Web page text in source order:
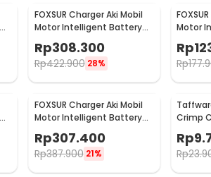
FOXSUR Charger Aki Mobil
Motor Intelligent Battery
Charger 12V/24V 12A -
FBC122412D
Rp308.300
Rp422.900 28%
Motor
Rp
Rp
FOXSUR Charger Aki Mobil
Motor Intelligent Battery
Charger 12-24V 12A -
FBC122412D
Rp307.400
Rp387.900 21%
Crimp
Rp
Rp